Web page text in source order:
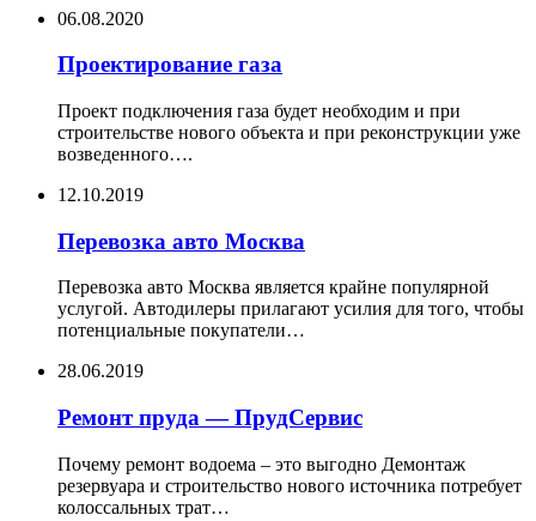
06.08.2020
Проектирование газа
Проект подключения газа будет необходим и при
строительстве нового объекта и при реконструкции уже
возведенного….
12.10.2019
Перевозка авто Москва
Перевозка авто Москва является крайне популярной
услугой. Автодилеры прилагают усилия для того, чтобы
потенциальные покупатели…
28.06.2019
Ремонт пруда — ПрудСервис
Почему ремонт водоема – это выгодно Демонтаж
резервуара и строительство нового источника потребует
колоссальных трат…